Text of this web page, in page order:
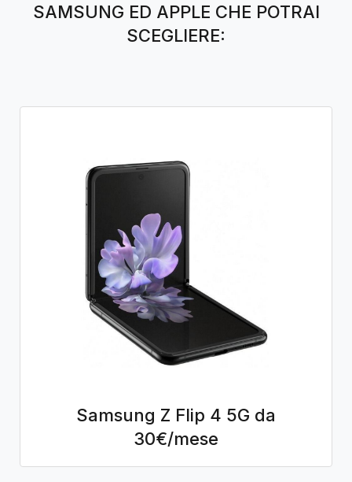
SAMSUNG ED APPLE CHE POTRAI
SCEGLIERE:
Samsung Z Flip 4 5G da
30€/mese